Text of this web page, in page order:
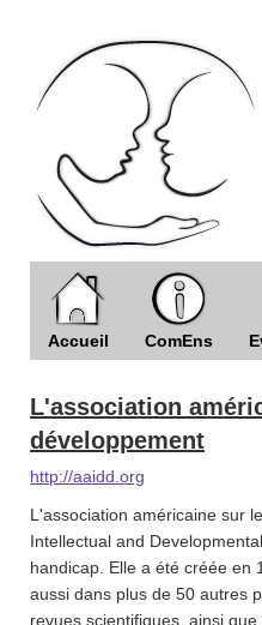
Accueil ComEns
L'association
développement
http://aaidd.org
L'association américaine sur
Intellectual and
handicap. Elle a été créée en
aussi dans plus de 50 autres
revues scientifiques, ainsi